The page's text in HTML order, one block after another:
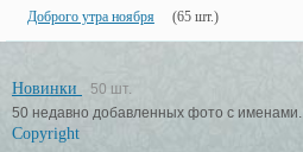
Доброго утра ноября (65 шт.)
Новинки
50 шт.
50 недавно добавленных фото с именами.
Copyright